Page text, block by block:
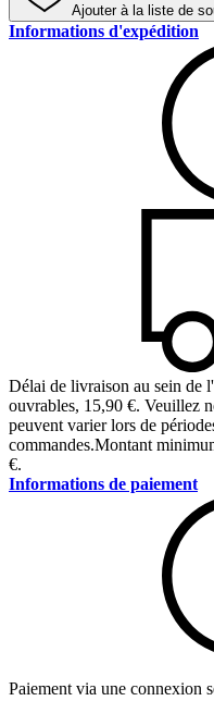
Ajouter à la liste de
Informations d'expédition
Délai de livraison au sein de
ouvrables, 15,90 €. Veuillez
peuvent varier lors de
commandes.Montant
€.
Informations de paiement
Paiement via une connexion